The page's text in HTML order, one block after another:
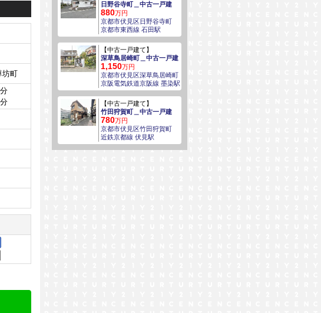
坊町
日野谷寺町＿中古一戸建
880万円
京都市伏見区日野谷寺町
京都市東西線 石田駅
【中古一戸建て】
深草鳥居崎町＿中古一戸建
1,150万円
京都市伏見区深草鳥居崎町
京阪電気鉄道京阪線 墨染駅
【中古一戸建て】
竹田狩賀町＿中古一戸建
780万円
京都市伏見区竹田狩賀町
近鉄京都線 伏見駅